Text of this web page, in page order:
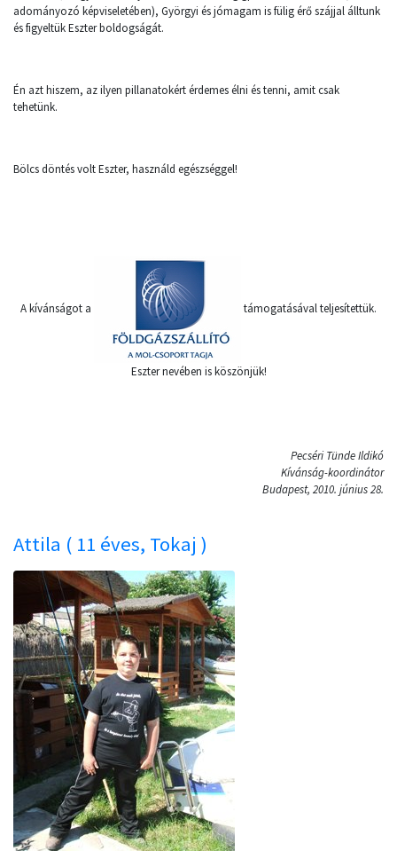
adományozó képviseletében), Györgyi és jómagam is fülig érő szájjal álltunk
és figyeltük Eszter boldogságát.
Én azt hiszem, az ilyen pillanatokért érdemes élni és tenni, amit csak
tehetünk.
Bölcs döntés volt Eszter, használd egészséggel!
A kívánságot a támogatásával teljesítettük.
Eszter nevében is köszönjük!
Pecséri Tünde Ildikó
Kívánság-koordinátor
Budapest, 2010. június 28.
Attila ( 11 éves, Tokaj )